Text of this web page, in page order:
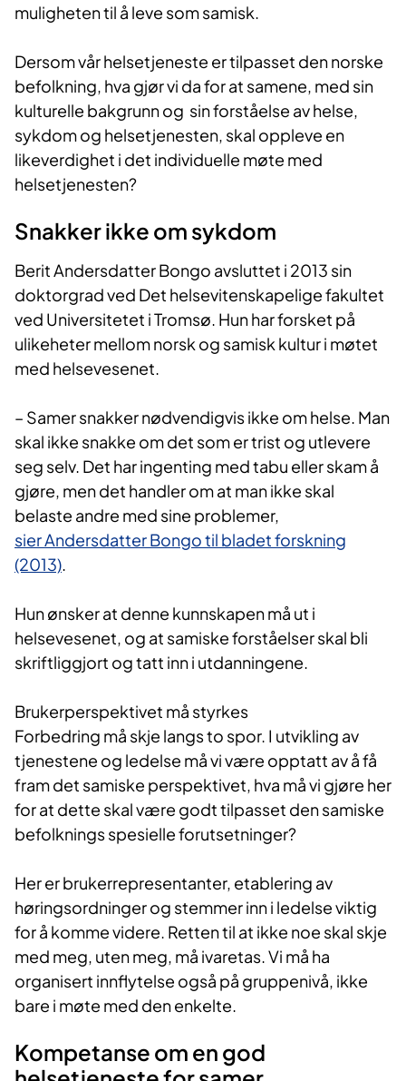
muligheten til å leve som samisk.
Dersom vår helsetjeneste er tilpasset den norske
befolkning, hva gjør vi da for at samene, med sin
kulturelle bakgrunn og sin forståelse av helse,
sykdom og helsetjenesten, skal oppleve en
likeverdighet i det individuelle møte med
helsetjenesten?
Snakker ikke om sykdom
Berit Andersdatter Bongo avsluttet i 2013 sin
doktorgrad ved Det helsevitenskapelige fakultet
ved Universitetet i Tromsø. Hun har forsket på
ulikeheter mellom norsk og samisk kultur i møtet
med helsevesenet.
– Samer snakker nødvendigvis ikke om helse. Man
skal ikke snakke om det som er trist og utlevere
seg selv. Det har ingenting med tabu eller skam å
gjøre, men det handler om at man ikke skal
belaste andre med sine problemer,
sier Andersdatter Bongo til bladet forskning
(2013).
Hun ønsker at denne kunnskapen må ut i
helsevesenet, og at samiske forståelser skal bli
skriftliggjort og tatt inn i utdanningene.
Brukerperspektivet må styrkes
Forbedring må skje langs to spor. I utvikling av
tjenestene og ledelse må vi være opptatt av å få
fram det samiske perspektivet, hva må vi gjøre her
for at dette skal være godt tilpasset den samiske
befolknings spesielle forutsetninger?
Her er brukerrepresentanter, etablering av
høringsordninger og stemmer inn i ledelse viktig
for å komme videre. Retten til at ikke noe skal skje
med meg, uten meg, må ivaretas. Vi må ha
organisert innflytelse også på gruppenivå, ikke
bare i møte med den enkelte.
Kompetanse om en god